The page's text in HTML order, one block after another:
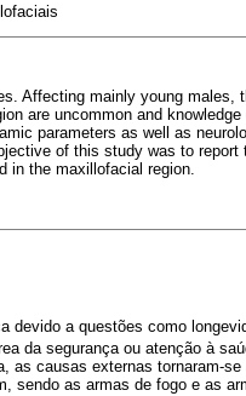
Affecting mainly young males,
are uncommon and
parameters as well as
of this study was to report
in the maxillofacial region.
devido a questões como
da segurança ou atenção à
as causas externas tornaram-
sendo as armas de fogo e as